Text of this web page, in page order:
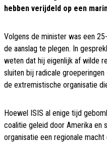
hebben verijdeld op een
Volgens de minister was een
de aanslag te plegen. In
weten dat hij eigenlijk af wilde
sluiten bij radicale
de extremistische organisatie
Hoewel ISIS al enige tijd
coalitie geleid door Amerika en
organisatie een regionale